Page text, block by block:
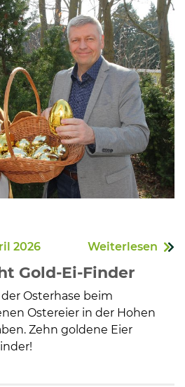
2026 Weiterlesen
Gold-Ei-Finder
Osterhase beim
Ostereier in der Hohen
Zehn goldene Eier